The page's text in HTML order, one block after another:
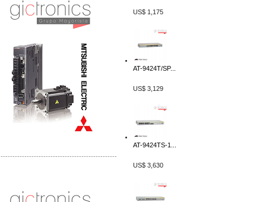
-------------------------------------------------
US$ 1,175
AT-9424T/SP...
US$ 3,129
AT-9424TS-1...
US$ 3,630